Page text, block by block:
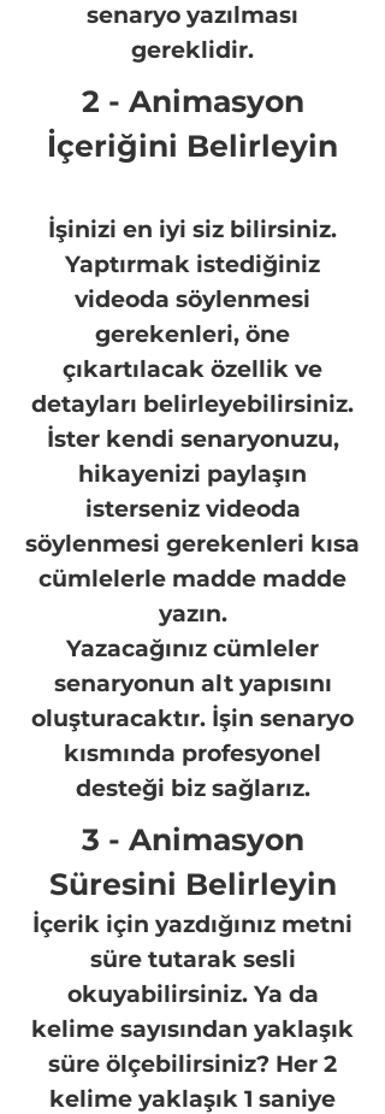
senaryo yazılması
gereklidir.
2 - Animasyon
İçeriğini Belirleyin
İşinizi en iyi siz bilirsiniz.
Yaptırmak istediğiniz
videoda söylenmesi
gerekenleri, öne
çıkartılacak özellik ve
detayları belirleyebilirsiniz.
İster kendi senaryonuzu,
hikayenizi paylaşın
isterseniz videoda
söylenmesi gerekenleri kısa
cümlelerle madde madde
yazın.
Yazacağınız cümleler
senaryonun alt yapısını
oluşturacaktır. İşin senaryo
kısmında profesyonel
desteği biz sağlarız.
3 - Animasyon
Süresini Belirleyin
İçerik için yazdığınız metni
süre tutarak sesli
okuyabilirsiniz. Ya da
kelime sayısından yaklaşık
süre ölçebilirsiniz? Her 2
kelime yaklaşık 1 saniye